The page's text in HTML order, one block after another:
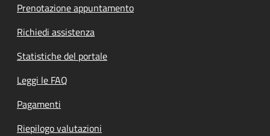
Prenotazione appuntamento
Richiedi assistenza
Statistiche del portale
Leggi le FAQ
Pagamenti
Riepilogo valutazioni